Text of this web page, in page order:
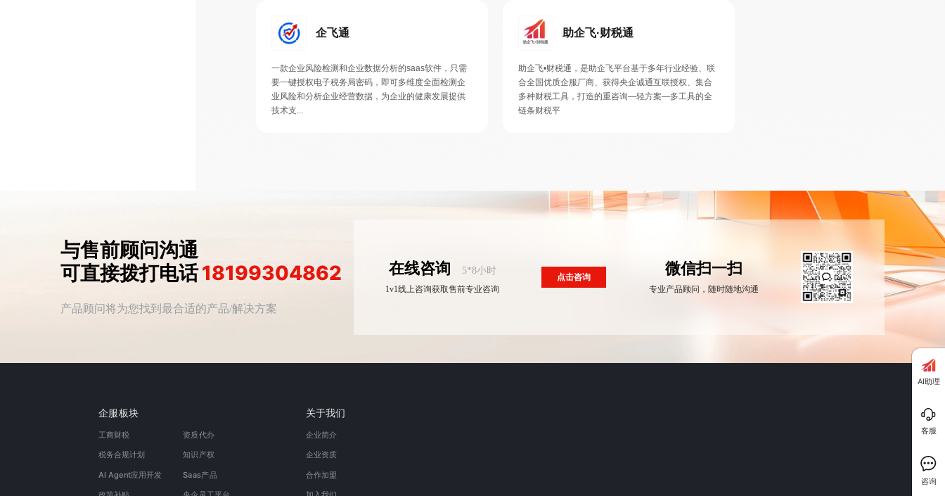
企飞通
一款企业风险检测和企业数据分析的saas软件，只需
要一键授权电子税务局密码，即可多维度全面检测企
业风险和分析企业经营数据，为企业的健康发展提供
技术支...
助企飞·财税通
助企飞•财税通，是助企飞平台基于多年行业经验、联
合全国优质企服厂商、获得央企诚通互联授权、集合
多种财税工具，打造的重咨询—轻方案—多工具的全
链条财税平
与售前顾问沟通
可直接拨打电话18199304862
产品顾问将为您找到最合适的产品/解决方案
在线咨询 5*8小时
1v1线上咨询获取售前专业咨询
点击咨询 微信扫一扫
专业产品顾问，随时随地沟通
企服板块
工商财税 资质代办
税务合规计划 知识产权
AI Agent应用开发 Saas产品
关于我们
企业简介
企业资质
合作加盟
AI助理
客服
咨询